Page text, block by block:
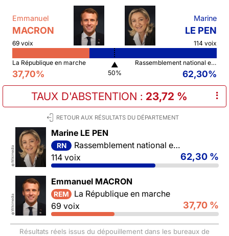
Emmanuel
MACRON
69 voix
Marine
LE PEN
114 voix
La République en marche
37,70%
▲
50%
Rassemblement national et ses alliés
62,30%
TAUX D'ABSTENTION : 23,72 % ⠇
RETOUR AUX RÉSULTATS DU DÉPARTEMENT
©
Wikimedia
Marine LE PEN
RN
Rassemblement national et ses alliés
114 voix
62,30 %
©
Wikimedia
Emmanuel MACRON
REM
La République en marche
69 voix
37,70 %
Résultats réels issus du dépouillement dans les bureaux de